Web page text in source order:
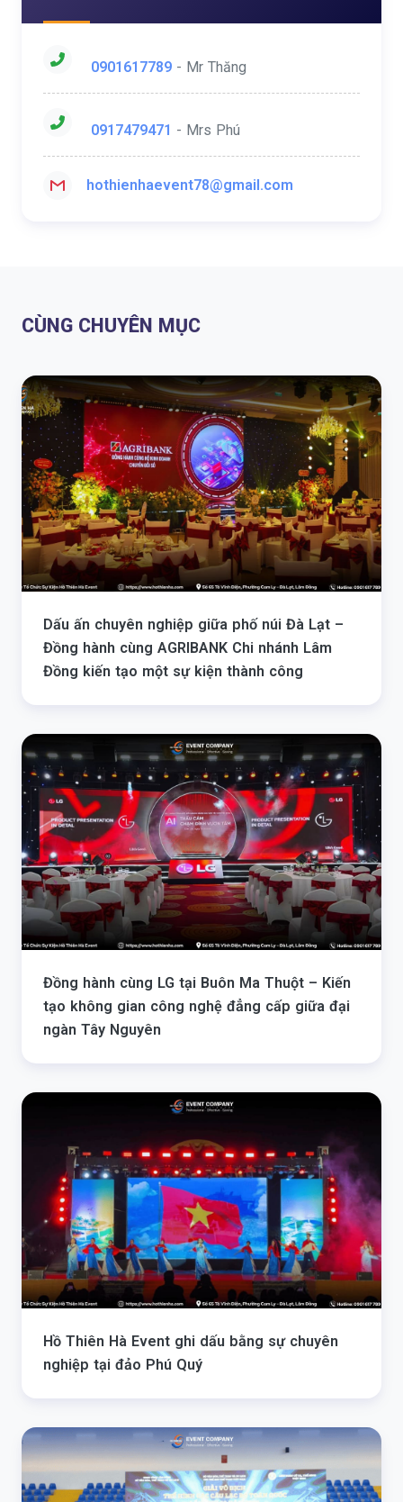
0901617789 - Mr Thăng
0917479471 - Mrs Phú
hothienhaevent78@gmail.com
CÙNG CHUYÊN MỤC
Dấu ấn chuyên nghiệp giữa phố núi Đà Lạt –
Đồng hành cùng AGRIBANK Chi nhánh Lâm
Đồng kiến tạo một sự kiện thành công
Đồng hành cùng LG tại Buôn Ma Thuột – Kiến
tạo không gian công nghệ đẳng cấp giữa đại
ngàn Tây Nguyên
Hồ Thiên Hà Event ghi dấu bằng sự chuyên
nghiệp tại đảo Phú Quý